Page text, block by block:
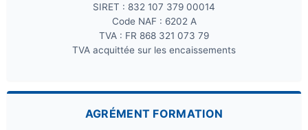
SIRET : 832 107 379 00014
Code NAF : 6202 A
TVA : FR 868 321 073 79
TVA acquittée sur les encaissements
AGRÉMENT FORMATION